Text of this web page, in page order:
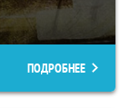
ПОДРОБНЕЕ